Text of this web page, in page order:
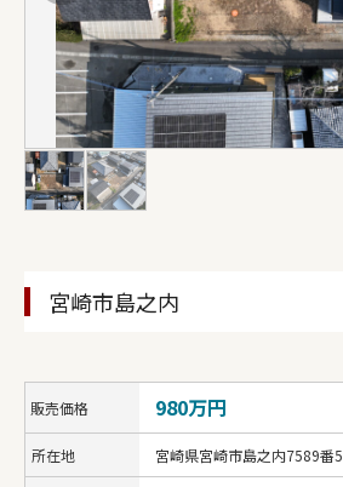
宮崎市島之内
販売価格 980万円
所在地 宮崎県宮崎市島之内7589番5